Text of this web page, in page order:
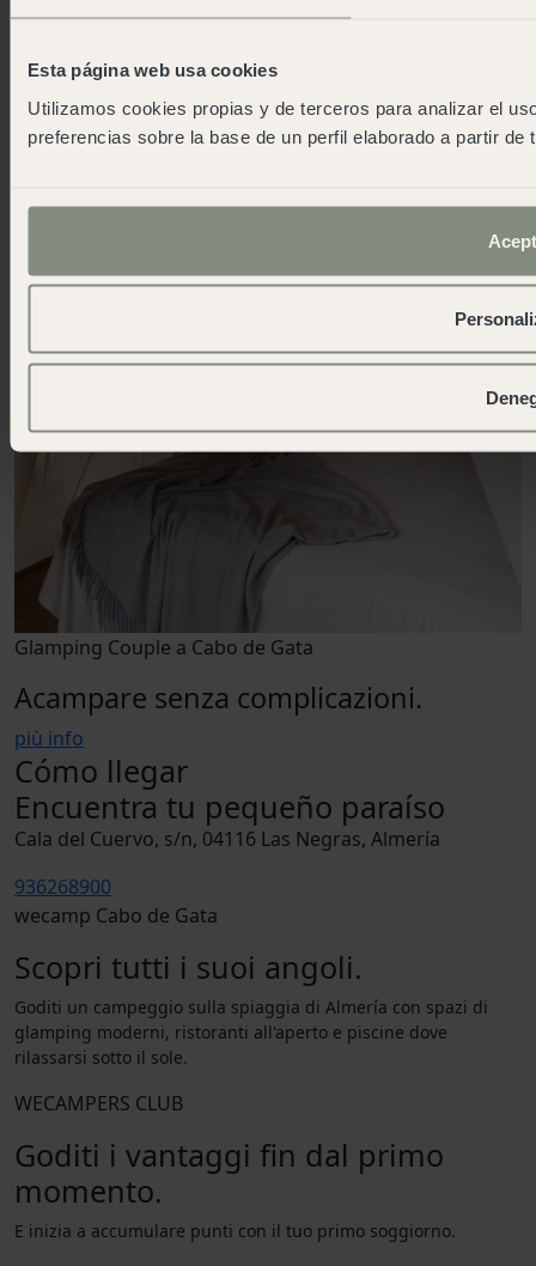
Esta página web usa cookies
Utilizamos cookies propias y de terceros para analizar el
preferencias sobre la base de un perfil elaborado a partir
Glamping Couple a Cabo de Gata
Acampare senza complicazioni.
più info
Cómo llegar
Encuentra tu pequeño paraíso
Cala del Cuervo, s/n, 04116 Las Negras, Almería
936268900
wecamp Cabo de Gata
Scopri tutti i suoi angoli.
Goditi un campeggio sulla spiaggia di Almería con spazi di
glamping moderni, ristoranti all'aperto e piscine dove
rilassarsi sotto il sole.
WECAMPERS CLUB
Goditi i vantaggi fin dal primo
momento.
E inizia a accumulare punti con il tuo primo soggiorno.